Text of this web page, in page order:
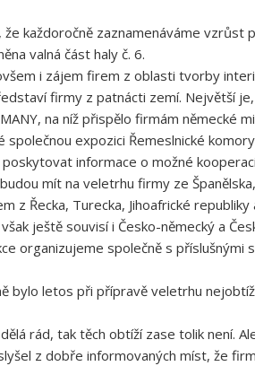
že každoročně zaznamenáváme
valná část haly č. 6.
i zájem firem z oblasti tvorby
firmy z patnácti zemí. Největší
na níž přispělo firmám německé
společnou expozici Řemeslnické
informace o možné
mít na veletrhu firmy ze
z Řecka, Turecka, Jihoafrické republiky
ještě souvisí i Česko-německý a
organizujeme společně s příslušnými
bylo letos při přípravě veletrhu
rád, tak těch obtíží zase tolik není.
z dobře informovaných míst, že